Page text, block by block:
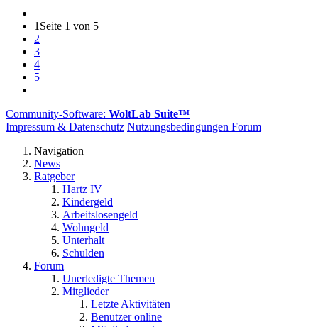
1 Seite 1 von 5
2
3
4
5
Community-Software: WoltLab Suite™
Impressum & Datenschutz Nutzungsbedingungen Forum
Navigation
News
Ratgeber
Hartz IV
Kindergeld
Arbeitslosengeld
Wohngeld
Unterhalt
Schulden
Forum
Unerledigte Themen
Mitglieder
Letzte Aktivitäten
Benutzer online